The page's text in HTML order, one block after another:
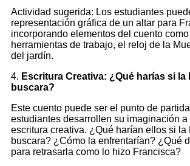
Actividad sugerida: Los estudiantes
representación gráfica de un altar para
incorporando elementos del cuento
herramientas de trabajo, el reloj de la
del jardín.
4. Escritura Creativa: ¿Qué harías si la
buscara?
Este cuento puede ser el punto de
estudiantes desarrollen su imaginación a
escritura creativa. ¿Qué harían ellos si la
buscara? ¿Cómo la enfrentarían? ¿Qué
para retrasarla como lo hizo Francisca?